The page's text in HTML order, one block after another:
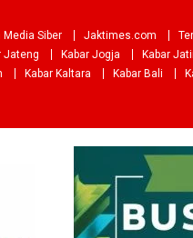
Media Siber Jaktimes.com
Jateng Kabar Jogja Kabar
Kabar Kaltara Kabar Bali